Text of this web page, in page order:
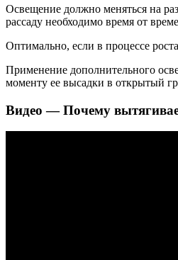
Освещение должно меняться на
рассаду необходимо время от
Оптимально, если в процессе
Применение дополнительного
моменту ее высадки в открытый
Видео — Почему